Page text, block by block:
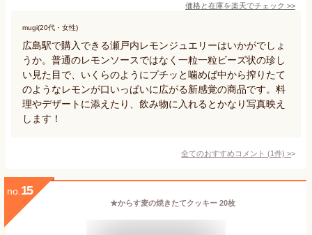
価格と在庫を楽天でチェック >>
mugi(20代・女性)
広島駅で購入できる瀬戸内レモンジュエリーはいかがでしょ
うか。普通のレモンソースではなく一粒一粒ビーズ状の珍し
い見た目で、いくらのようにプチッと噛めば中から搾りたて
のようなレモンが口いっぱいに広がる新感覚の商品です。料
理やデザートに添えたり、飲み物に入れるとかなり写真映え
します！
全てのおすすめコメント (1件) >
no. 15
★からす麦の焼きたてクッキー 20枚